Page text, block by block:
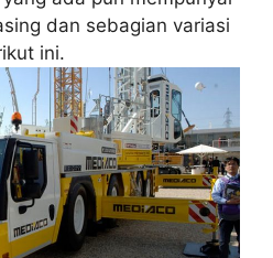
dan sebagian variasi
ini.